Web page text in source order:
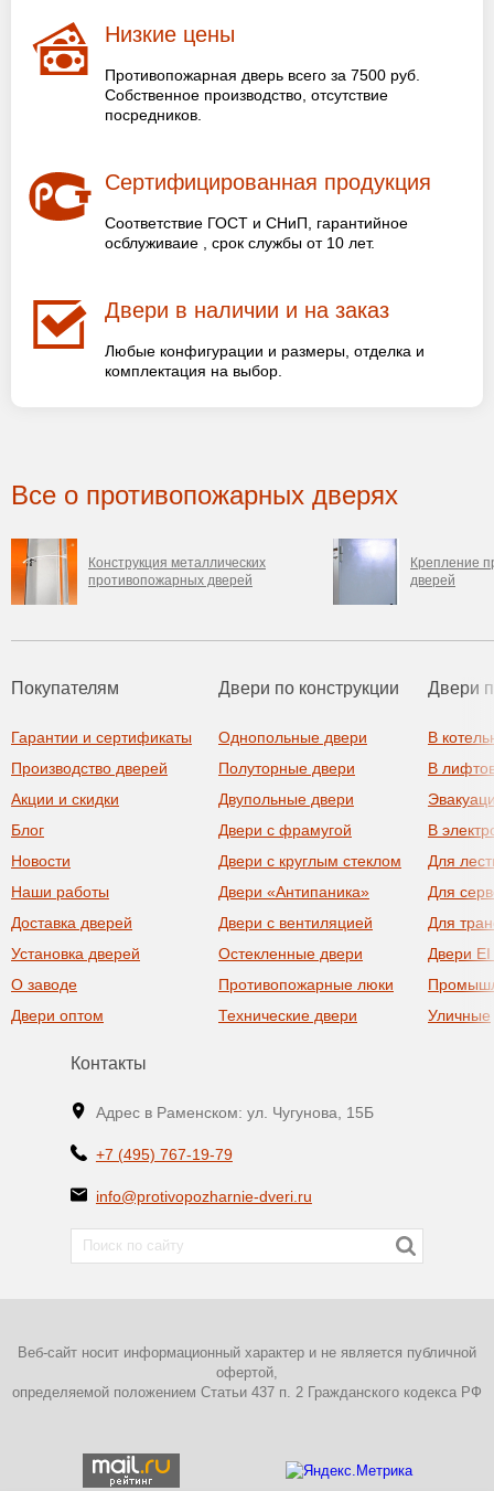
Низкие цены
Противопожарная дверь всего за 7500 руб.
Собственное производство, отсутствие
посредников.
Сертифицированная продукция
Соответствие ГОСТ и СНиП, гарантийное
осблуживаие , срок службы от 10 лет.
Двери в наличии и на заказ
Любые конфигурации и размеры, отделка и
комплектация на выбор.
Все о противопожарных дверях
Конструкция металлических
противопожарных дверей
Крепление
дверей
Покупателям
Гарантии и сертификаты
Производство дверей
Акции и скидки
Блог
Новости
Наши работы
Доставка дверей
Установка дверей
О заводе
Двери оптом
Двери по конструкции
Однопольные двери
Полуторные двери
Двупольные двери
Двери с фрамугой
Двери с круглым стеклом
Двери «Антипаника»
Двери с вентиляцией
Остекленные двери
Противопожарные люки
Технические двери
Двери
В
В
В
Для
Для
Для
Двери
Уличные
Контакты
Адрес в Раменском: ул. Чугунова, 15Б
+7 (495) 767-19-79
info@protivopozharnie-dveri.ru
Веб-сайт носит информационный характер и не является публичной
офертой,
определяемой положением Статьи 437 п. 2 Гражданского кодекса РФ